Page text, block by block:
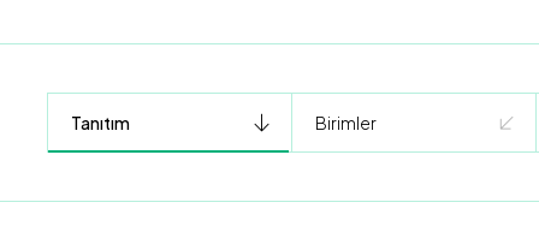
Tanıtım Birimler